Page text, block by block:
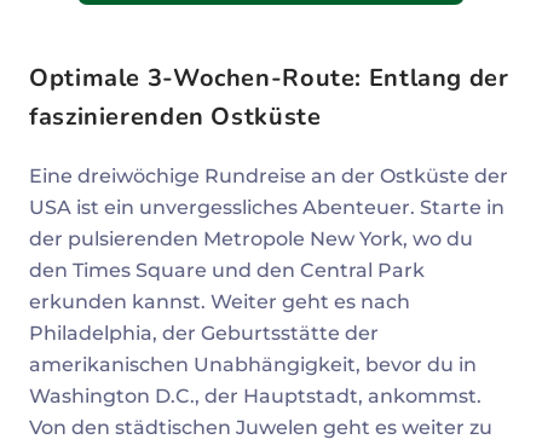
Optimale 3-Wochen-Route: Entlang der
faszinierenden Ostküste
Eine dreiwöchige Rundreise an der Ostküste der
USA ist ein unvergessliches Abenteuer. Starte in
der pulsierenden Metropole New York, wo du
den Times Square und den Central Park
erkunden kannst. Weiter geht es nach
Philadelphia, der Geburtsstätte der
amerikanischen Unabhängigkeit, bevor du in
Washington D.C., der Hauptstadt, ankommst.
Von den städtischen Juwelen geht es weiter zu